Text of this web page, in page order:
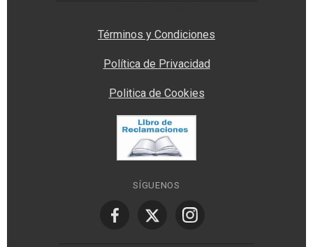
Términos y Condiciones
Política de Privacidad
Politica de Cookies
SÍGUENOS